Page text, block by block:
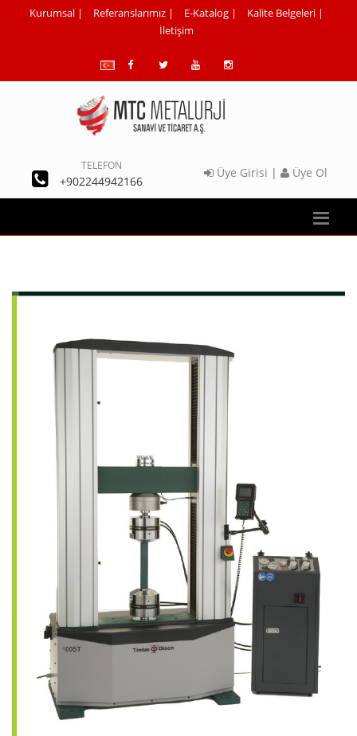
Kurumsal | Referanslarımız | E-Katalog | Kalite Belgeleri |
İletişim
TELEFON
+902244942166
Üye Girisi | Üye Ol